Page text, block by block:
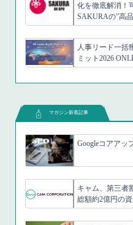
化を徹底解消！
SAKURAの”高
人事リード一括
ミット2026
マガジン新着記事
Googleコアアッ
キャム、第三者
総額約2億円の